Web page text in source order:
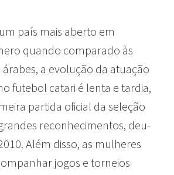
país mais aberto em
quando comparado às
a evolução da atuação
futebol catari é lenta e tardia,
partida oficial da seleção
reconhecimentos, deu-
Além disso, as mulheres
jogos e torneios